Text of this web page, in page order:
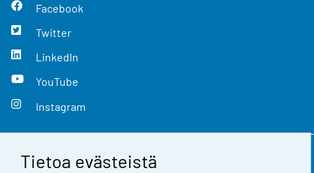
Tietoa evästeistä
Facebook
Twitter
LinkedIn
YouTube
Instagram
Yhteystiedot